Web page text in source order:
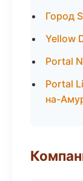
Город
Yellow
Portal
Portal
на-